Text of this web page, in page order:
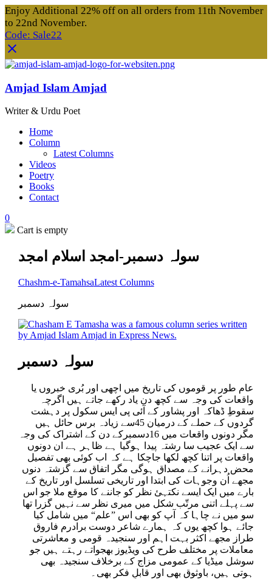
Enjoy Additional 22% off on all orders from 11th November
to 22nd November.
Code: Sale22
Amjad Islam Amjad
Writer & Urdu Poet
Home
Column
Latest Columns
Videos
Poetry
Books
Contact
0
Cart is empty
سولہ دسمبر-امجد اسلام امجد
Chashm-e-TamahsaLatest Columns
سولہ دسمبر
سولہ دسمبر
عام طور پر قوموں کی تاریخ میں اچھی اور بُری خبروں یا
واقعات کی وجہ سے کچھ دن یاد رکھے جاتے ہیں اگرچہ
سقوطِ ڈھاکہ اور پشاور کے آئی پی ایس سکول پر دہشت
گردوں کے حملے کے درمیان 45سے زیادہ برس حائل ہیں
مگر دونوں واقعات میں 16دسمبرکے دن کے اشتراک کی وجہ
سے ایک عجیب سا رشتہ پیدا ہوگیا ہے ظاہر ہے ان دونوں
واقعات پر اتنا کچھ لکھا جاچکا ہے کہ اب کوئی بھی تفصیل
محض دہرانے کے مصداق ہوگی مگر اتفاق سے گزشتہ دنوں
مجھے اُن وجوہات کی ابتدا اور تاریخی تسلسل اور تاریخ کے
بارے میں ایک ایسے نکتہئ نظر کو جاننے کا موقع ملا جو اس
سے پہلے اتنی مرتّب شکل میں میری نظر سے نہیں گزرا تھا
سو میں نے چاہا کہ آپ کو بھی اس ”علم“ میں شامل کیا
جائے ہوا کچھ یوں کہ ہمارے شاعر دوست برادرم فاروق
طراز مجھے اکثر بہت اہم اور سنجیدہ قومی و معاشرتی
معاملات پر مختلف طرح کی ویڈیوز بھجواتے رہتے ہیں جو
سوشل میڈیا کے عمومی مزاج کے برخلاف سنجیدہ بھی
ہوتی ہیں، باوثوق بھی اور قابلِ فکر بھی۔